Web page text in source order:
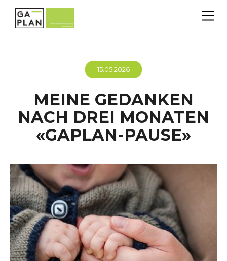
15.05.2026
MEINE GEDANKEN
NACH DREI MONATEN
«GAPLAN-PAUSE»